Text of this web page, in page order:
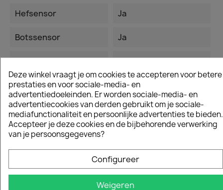
Hefsensor Ja
Botssensor Ja
Maximale Helling
Prestaties Bij De
Grens
11 º
Maximaal
Niveauverschil Voor
Grensdraad
20%
Maximaal
Werkgebied
45 %
Deze winkel vraagt je om cookies te accepteren voor betere
prestaties en voor sociale-media- en
advertentiedoeleinden. Er worden sociale-media- en
advertentiecookies van derden gebruikt om je sociale-
mediafunctionaliteit en persoonlijke advertenties te bieden.
Accepteer je deze cookies en de bijbehorende verwerking
van je persoonsgegevens?
Configureer
Weigeren